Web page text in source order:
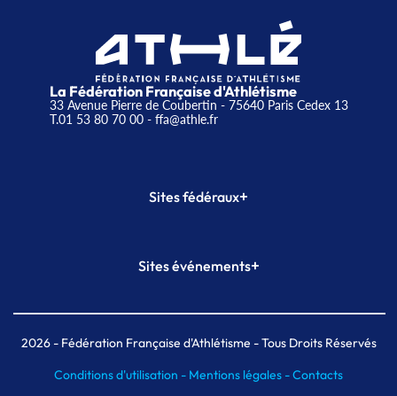
La Fédération Française d'Athlétisme
33 Avenue Pierre de Coubertin - 75640 Paris Cedex 13
T.01 53 80 70 00- ffa@athle.fr
Sites fédéraux+
Plateforme Formation
Sites événements+
Meeting de Paris indoor
MAIF Ekiden de Paris
2026- Fédération Française d'Athlétisme - Tous Droits Réservés
Conditions d'utilisation - Mentions légales -Contacts